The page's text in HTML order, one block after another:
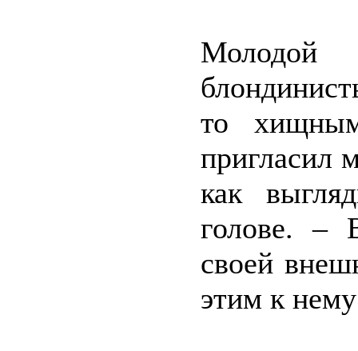
то
пригласил
как
голове. –
своей
этим к